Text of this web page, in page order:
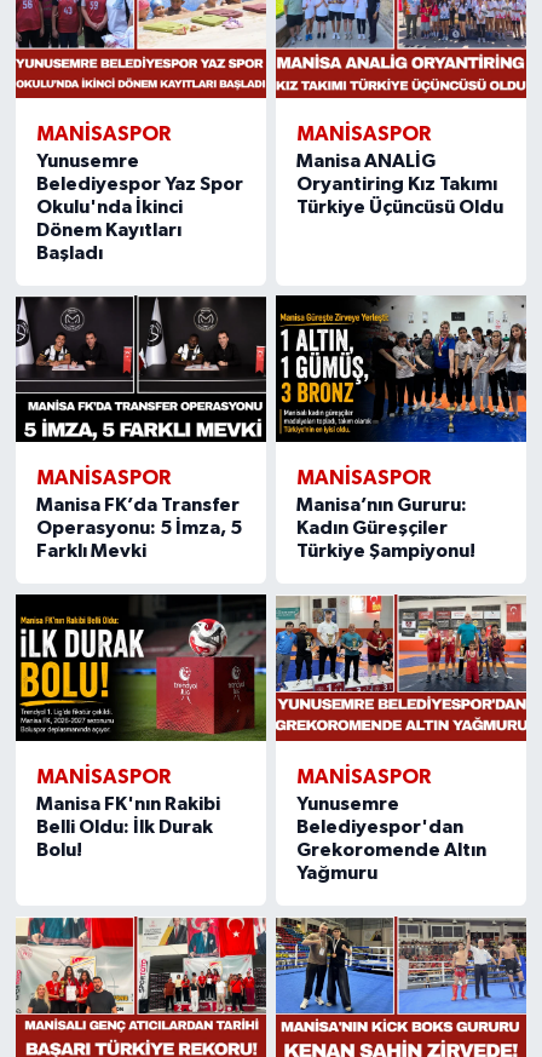
MANISASPOR
Yunusemre
Belediyespor Yaz Spor
Okulu'nda İkinci
Dönem Kayıtları
Başladı
MANISASPOR
Manisa ANALİG
Oryantiring Kız Takımı
Türkiye Üçüncüsü Oldu
MANISASPOR
Manisa FK’da Transfer
Operasyonu: 5 İmza, 5
Farklı Mevki
MANISASPOR
Manisa’nın Gururu:
Kadın Güreşçiler
Türkiye Şampiyonu!
MANISASPOR
Manisa FK'nın Rakibi
Belli Oldu: İlk Durak
Bolu!
MANISASPOR
Yunusemre
Belediyespor'dan
Grekoromende Altın
Yağmuru